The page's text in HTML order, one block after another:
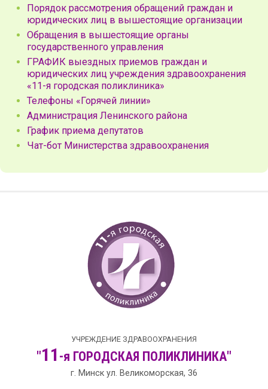
Порядок рассмотрения обращений граждан и
юридических лиц в вышестоящие организации
Обращения в вышестоящие органы
государственного управления
ГРАФИК выездных приемов граждан и
юридических лиц учреждения здравоохранения
«11-я городская поликлиника»
Телефоны «Горячей линии»
Администрация Ленинского района
График приема депутатов
Чат-бот Министерства здравоохранения
УЧРЕЖДЕНИЕ ЗДРАВООХРАНЕНИЯ
"11 -я ГОРОДСКАЯ ПОЛИКЛИНИКА"
г. Минск ул. Великоморская, 36